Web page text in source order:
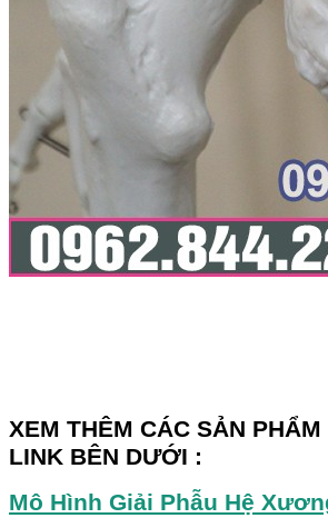
XEM THÊM CÁC SẢN
LINK BÊN DƯỚI :
Mô Hình Giải Phẫu Hệ